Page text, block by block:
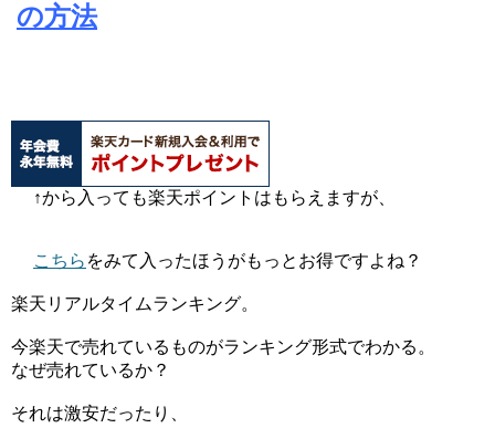
の方法
↑から入っても楽天ポイントはもらえますが、
こちら をみて入ったほうがもっとお得ですよね？
楽天リアルタイムランキング。
今楽天で売れているものがランキング形式でわかる。
なぜ売れているか？
それは激安だったり、